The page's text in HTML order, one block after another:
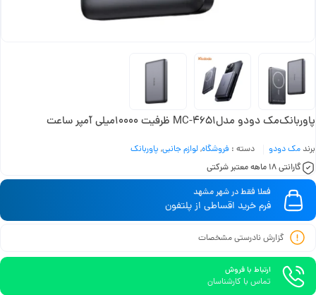
پاوربانک‌مک دودو مدلMC-4651 ظرفیت ۱۰۰۰۰میلی آمپر ساعت
برندمک دودو دسته : فروشگاه,لوازم جانبی, پاوربانک
گارانتی 18 ماهه معتبر شرکتی
فعلا فقط در شهر مشهد
فرم خرید اقساطی از پلتفون
گزارش نادرستی مشخصات
ارتباط با فروش
تماس با کارشناسان